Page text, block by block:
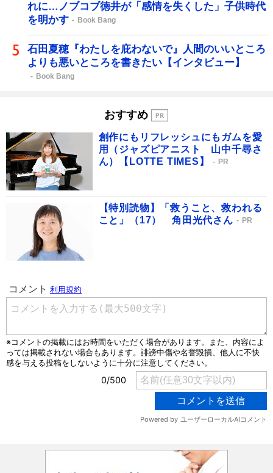
れに…ノブコブ徳井が「感情を失くした」子供時代
を明かす
Book Bang
石田夏穂『わたしを庇わないで』人間のいいところ
よりも悪いところを書きたい【インタビュー】
Book Bang
おすすめ
創作にもリフレッシュにもガムを愛
用（ジャズピアニスト 山中千尋さ
ん）【LOTTE TIMES】
PR
【特別読物】「救うこと、救われる
こと」（17） 角田光代さん
PR